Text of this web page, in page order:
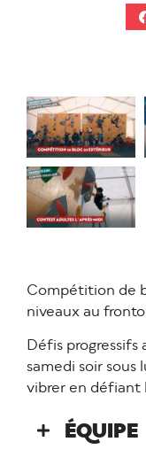
Compétition de
niveaux au
Défis progressifs
samedi soir
vibrer en défiant
ÉQUIPE